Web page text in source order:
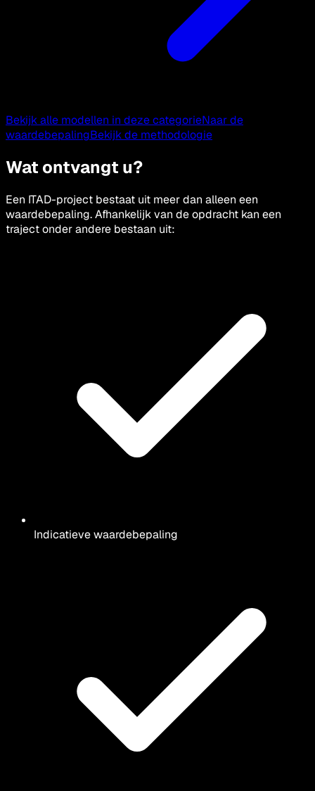
Bekijk alle modellen in deze categorieNaar de
waardebepalingBekijk de methodologie
Wat ontvangt u?
Een ITAD-project bestaat uit meer dan alleen een
waardebepaling. Afhankelijk van de opdracht kan een
traject onder andere bestaan uit:
Indicatieve waardebepaling